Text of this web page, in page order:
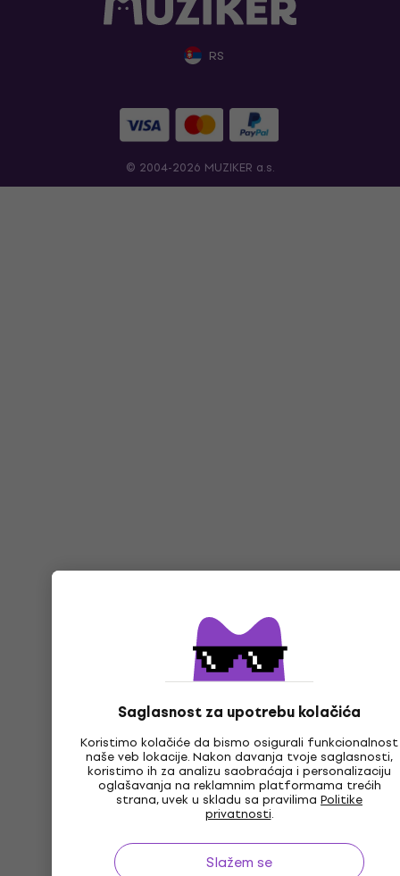
Saglasnost za upotrebu kolačića
Koristimo kolačiće da bismo osigurali funkcionalnost
naše veb lokacije. Nakon davanja tvoje saglasnosti,
koristimo ih za analizu saobraćaja i personalizaciju
oglašavanja na reklamnim platformama trećih
strana, uvek u skladu sa pravilima Politike
privatnosti.
Slažem se
RS
© 2004-2026 MUZIKER a.s.